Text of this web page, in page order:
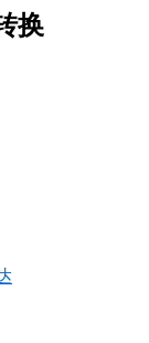
换